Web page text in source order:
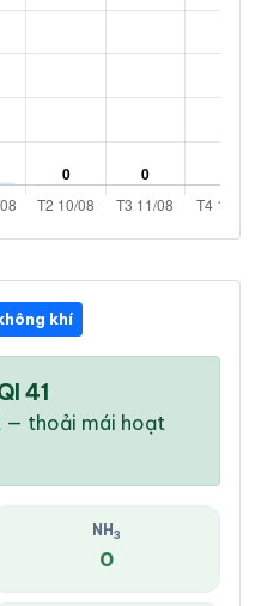
khí
41
— thoải mái hoạt
NH 3
0